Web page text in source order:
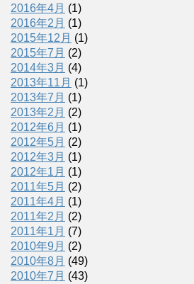
2016年4月 (1)
2016年2月 (1)
2015年12月 (1)
2015年7月 (2)
2014年3月 (4)
2013年11月 (1)
2013年7月 (1)
2013年2月 (2)
2012年6月 (1)
2012年5月 (2)
2012年3月 (1)
2012年1月 (1)
2011年5月 (2)
2011年4月 (1)
2011年2月 (2)
2011年1月 (7)
2010年9月 (2)
2010年8月 (49)
2010年7月 (43)